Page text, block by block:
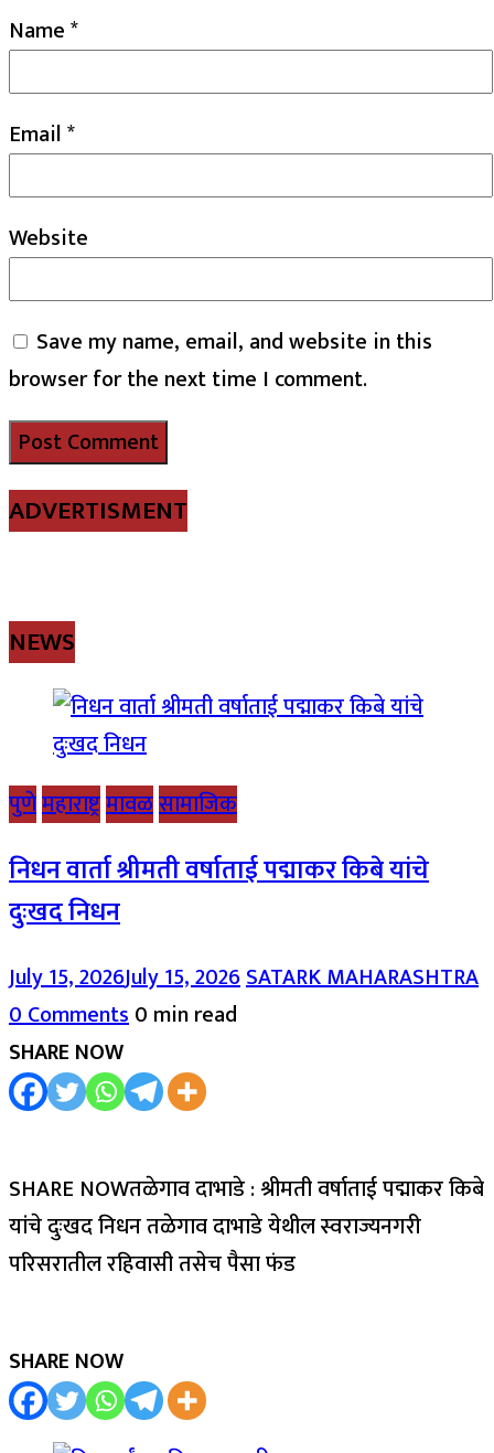
Name*
Email*
Website
Save my name, email, and website in this
browser for the next time I comment.
ADVERTISMENT
NEWS
पुणेमहाराष्ट्रमावळसामाजिक
निधन वार्ता श्रीमती वर्षाताई पद्माकर किबे यांचे
दुःखद निधन
July 15, 2026July 15, 2026SATARK MAHARASHTRA
0 Comments0 min read
SHARE NOW
SHARE NOWतळेगाव दाभाडे : श्रीमती वर्षाताई पद्माकर किबे
यांचे दुःखद निधन तळेगाव दाभाडे येथील स्वराज्यनगरी
परिसरातील रहिवासी तसेच पैसा फंड
SHARE NOW